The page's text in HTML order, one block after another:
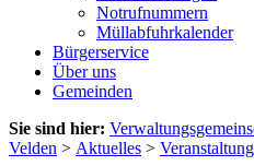
Notrufnummern
Müllabfuhrkalender
Bürgerservice
Über uns
Gemeinden
Sie sind hier:
Velden > Aktuelles >